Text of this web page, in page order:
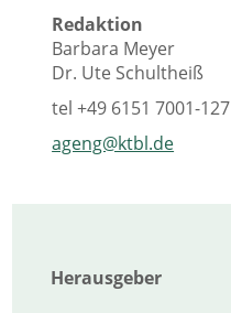
Redaktion
Barbara Meyer
Dr. Ute Schultheiß
tel+49 6151 7001-127
ageng@ktbl.de
Herausgeber